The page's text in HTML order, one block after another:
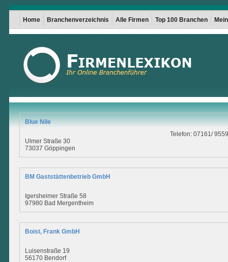
Home Branchenverzeichnis Alle Firmen Top 100 Branchen
Blue Nile
Ulmer Straße 30
73037 Göppingen
Telefon: 07161/
BM Gaststättenbetrieb GmbH
Igersheimer Straße 58
97980 Bad Mergentheim
Boist, Frank GmbH
Luisenstraße 19
56170 Bendorf